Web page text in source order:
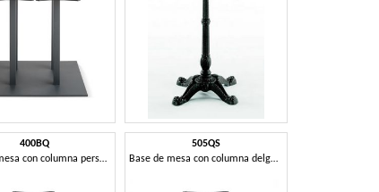
400BQ
Base de mesa con columna personalizable
505QS
Base de mesa con columna delgada